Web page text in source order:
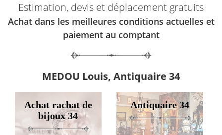
Estimation, devis et déplacement gratuits
Achat dans les meilleures conditions actuelles et
paiement au comptant
MEDOU Louis, Antiquaire 34
Achat rachat de
bijoux 34
Antiquaire 34